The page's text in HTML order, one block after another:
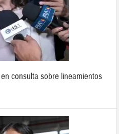
consulta sobre lineamientos